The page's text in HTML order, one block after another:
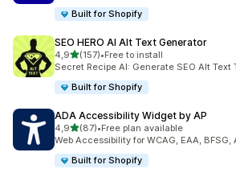
Built for Shopify
SEO HERO AI Alt Text Generator
4,9stelle su 5
(157)
157 recensioni totali
•Free to install
Secret Recipe AI: Generate SEO Alt Text
Built for Shopify
ADA Accessibility Widget by AP
4,9stelle su 5
(87)
87 recensioni totali
•Free plan available
Web Accessibility for WCAG, EAA, BFSG,
Built for Shopify